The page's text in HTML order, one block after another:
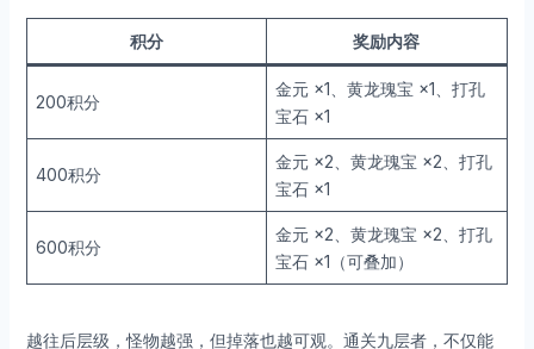
积分 奖励内容
200积分
金元 ×1、黄龙瑰宝 ×1、打孔
宝石 ×1
400积分
金元 ×2、黄龙瑰宝 ×2、打孔
宝石 ×1
600积分
金元 ×2、黄龙瑰宝 ×2、打孔
宝石 ×1（可叠加）
越往后层级，怪物越强，但掉落也越可观。通关九层者，不仅能